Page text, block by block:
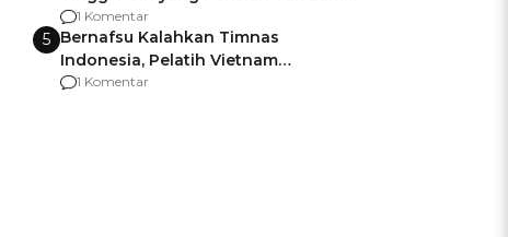
Usai Jadi Brigjen
1 Komentar
5 Bernafsu Kalahkan Timnas
Indonesia, Pelatih Vietnam
Berencana Pakai Jimat di Pakansari
1 Komentar